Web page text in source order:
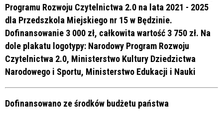
Dofinansowano ze środków budżetu państwa